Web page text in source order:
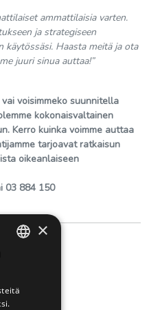
ammattilaisia varten.
ja strategiseen
käytössäsi. Haasta meitä ja ota
juuri sinua auttaa!”
voisimmeko suunnitella
kokonaisvaltainen
Kerro kuinka voimme auttaa
tarjoavat ratkaisun
oikeanlaiseen
03 884 150
×